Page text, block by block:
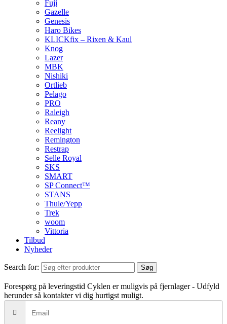
Fuji
Gazelle
Genesis
Haro Bikes
KLICKfix – Rixen & Kaul
Knog
Lazer
MBK
Nishiki
Ortlieb
Pelago
PRO
Raleigh
Reany
Reelight
Remington
Restrap
Selle Royal
SKS
SMART
SP Connect™
STANS
Thule/Yepp
Trek
woom
Vittoria
Tilbud
Nyheder
Search for: Søg
Forespørg på leveringstid Cyklen er muligvis på fjernlager - Udfyld
herunder så kontakter vi dig hurtigst muligt.